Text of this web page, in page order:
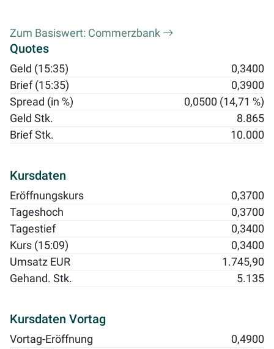
Zum Basiswert: Commerzbank
Quotes
Geld (15:35)
0,3400
Brief (15:35)
0,3900
Spread (in %)
0,0500 (14,71 %)
Geld Stk.
8.865
Brief Stk.
10.000
Kursdaten
Eröffnungskurs
0,3700
Tageshoch
0,3700
Tagestief
0,3400
Kurs (15:09)
0,3400
Umsatz EUR
1.745,90
Gehand. Stk.
5.135
Kursdaten Vortag
Vortag-Eröffnung
0,4900